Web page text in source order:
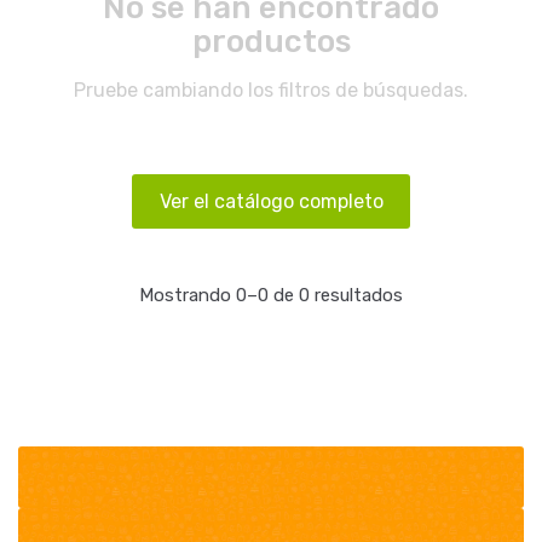
productos
Pruebe cambiando los filtros de búsquedas.
Ver el catálogo completo
Mostrando 0–0 de 0 resultados